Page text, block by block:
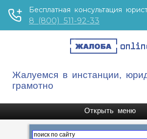
Жалуемся в инстанции,
грамотно